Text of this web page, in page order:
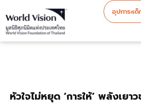
อุปการะเด็
หัวใจไม่หยุด ‘การให้’ พลังเยา